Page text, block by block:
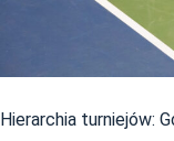
Hierarchia turniejów: